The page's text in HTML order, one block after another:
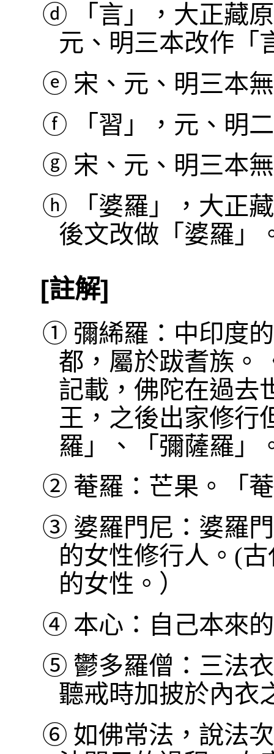
ⓓ
「言」，大正藏
元、明三本改作「
ⓔ 宋、元、明三本
ⓕ
「習」，元、明
ⓖ 宋、元、明三本
ⓗ
「婆羅」，大正
後文改做「婆羅」
[註解]
① 彌絺羅：中印度
都，屬於跋耆族。
記載，佛陀在過去
王，之後出家修行
羅」、「彌薩羅」
② 菴羅：芒果。「
③ 婆羅門尼：婆羅
的女性修行人。(
的女性。）
④ 本心：自己本來
⑤ 鬱多羅僧：三法
聽戒時加披於內衣
⑥ 如佛常法，說法